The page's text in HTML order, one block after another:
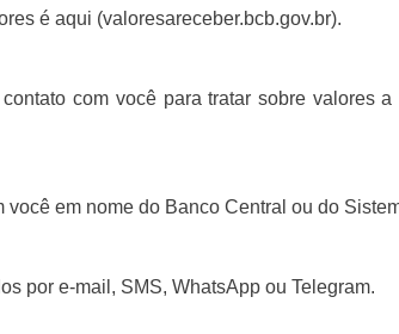
é aqui (valoresareceber.bcb.gov.br).
com você para tratar sobre valores
em nome do Banco Central ou do
por e-mail, SMS, WhatsApp ou Telegram.